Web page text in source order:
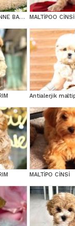
A KALİTE GERÇEK ANNE BABA MALTİPOO YAVRULAR
MALTİPO CİNSİ